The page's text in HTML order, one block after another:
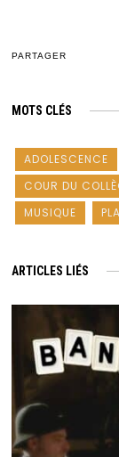
PARTAGER
MOTS CLÉS
ADOLESCENCE
COUR DU
MUSIQUE
ARTICLES LIÉS